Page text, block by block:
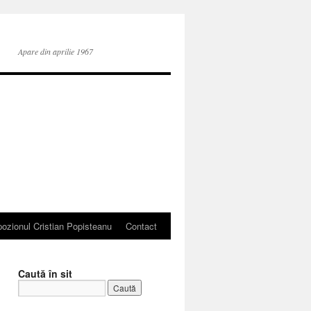
Apare din aprilie 1967
Cristian Popisteanu Contact
Caută în sit